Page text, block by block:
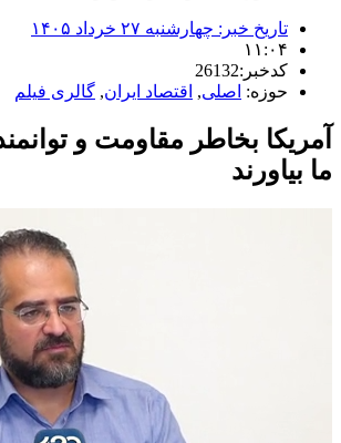
تاریخ خبر: چهارشنبه ۲۷ خرداد ۱۴۰۵
۱۱:۰۴
کدخبر:26132
حوزه: اصلی, اقتصاد ایران, گالری فیلم
آمریکا بخاطر مقاومت و
ما بیاورند